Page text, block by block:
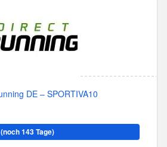
DE – SPORTIVA10
(noch 143 Tage)